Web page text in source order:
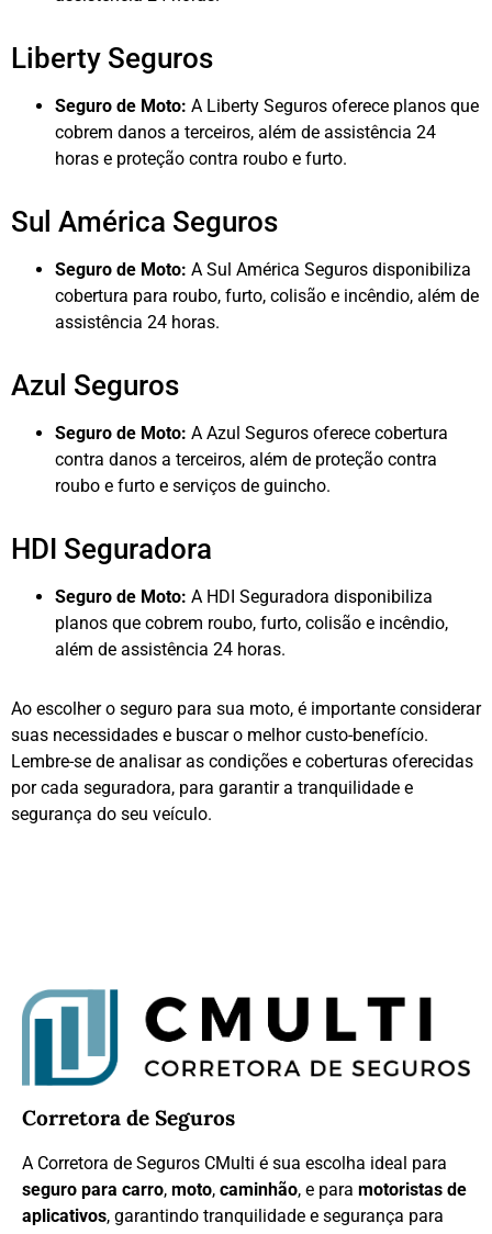
Liberty Seguros
Seguro de Moto: A Liberty Seguros oferece planos que
cobrem danos a terceiros, além de assistência 24
horas e proteção contra roubo e furto.
Sul América Seguros
Seguro de Moto: A Sul América Seguros disponibiliza
cobertura para roubo, furto, colisão e incêndio, além de
assistência 24 horas.
Azul Seguros
Seguro de Moto: A Azul Seguros oferece cobertura
contra danos a terceiros, além de proteção contra
roubo e furto e serviços de guincho.
HDI Seguradora
Seguro de Moto: A HDI Seguradora disponibiliza
planos que cobrem roubo, furto, colisão e incêndio,
além de assistência 24 horas.
Ao escolher o seguro para sua moto, é importante considerar
suas necessidades e buscar o melhor custo-benefício.
Lembre-se de analisar as condições e coberturas oferecidas
por cada seguradora, para garantir a tranquilidade e
segurança do seu veículo.
Corretora de Seguros
A Corretora de Seguros CMulti é sua escolha ideal para
seguro para carro, moto, caminhão, e para motoristas de
aplicativos, garantindo tranquilidade e segurança para